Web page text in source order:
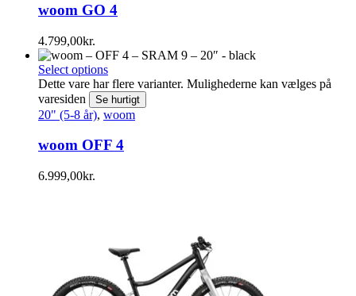
woom GO 4
4.799,00kr.
Select options
Dette vare har flere varianter. Mulighederne kan vælges på
varesiden
Se hurtigt
20" (5-8 år), woom
woom OFF 4
6.999,00kr.